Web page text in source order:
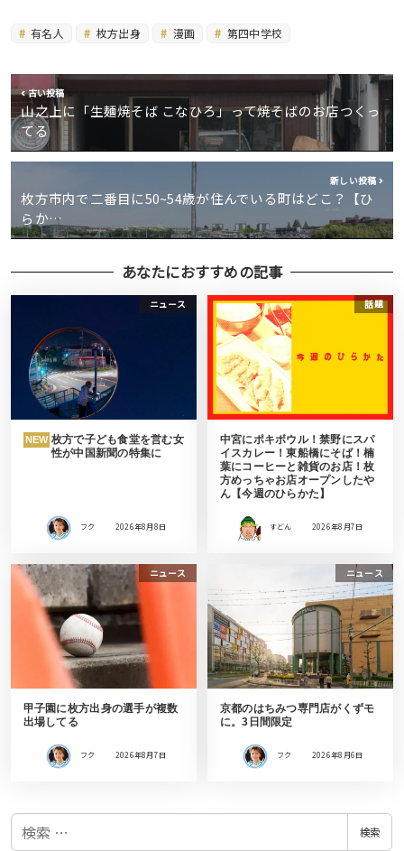
有名人 枚方出身 漫画 第四中学校
古い投稿
山之上に「生麺焼そば こなひろ」って焼そばのお店つくっ
てる
新しい投稿
枚方市内で二番目に50~54歳が住んでいる町はどこ？【ひ
らか…
あなたにおすすめの記事
ニュース
NEW 枚方で子ども食堂を営む女
性が中国新聞の特集に
フク 2026年8月8日
話題
中宮にポキボウル！禁野にスパ
イスカレー！東船橋にそば！楠
葉にコーヒーと雑貨のお店！枚
方めっちゃお店オープンしたや
ん【今週のひらかた】
すどん 2026年8月7日
ニュース
甲子園に枚方出身の選手が複数
出場してる
フク 2026年8月7日
ニュース
京都のはちみつ専門店がくずモ
に。3日間限定
フク 2026年8月6日
検
検索